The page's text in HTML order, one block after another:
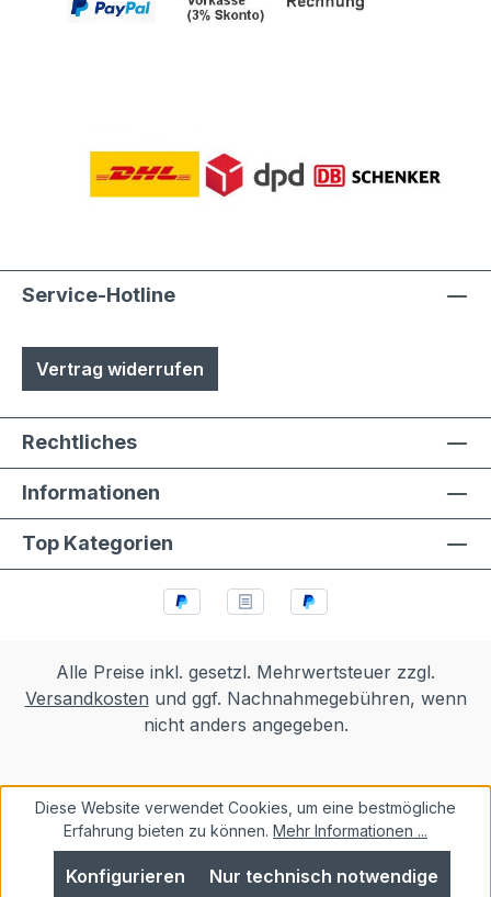
Service-Hotline
Vertrag widerrufen
Rechtliches
Informationen
Top Kategorien
Alle Preise inkl. gesetzl. Mehrwertsteuer zzgl.
Versandkosten und ggf. Nachnahmegebühren, wenn
nicht anders angegeben.
Diese Website verwendet Cookies, um eine bestmögliche
Erfahrung bieten zu können. Mehr Informationen ...
Nur technisch notwendige
Konfigurieren